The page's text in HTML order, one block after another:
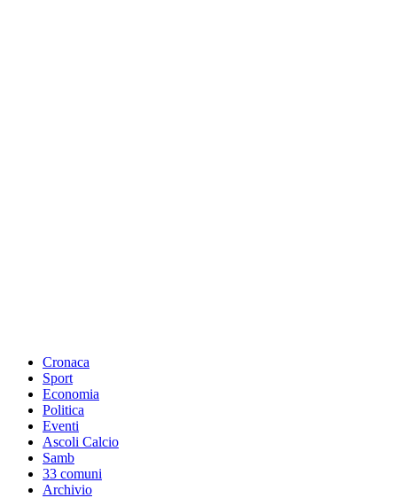
Cronaca
Sport
Economia
Politica
Eventi
Ascoli Calcio
Samb
33 comuni
Archivio